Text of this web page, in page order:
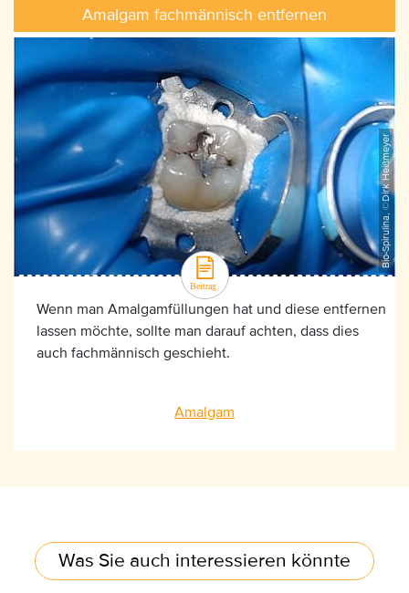
Amalgam fachmännisch entfernen
Bio-Spirulina, ©Dirk Heißmeyer
Wenn man Amalgamfüllungen hat und diese entfernen
lassen möchte, sollte man darauf achten, dass dies
auch fachmännisch geschieht.
Amalgam
Was Sie auch interessieren könnte